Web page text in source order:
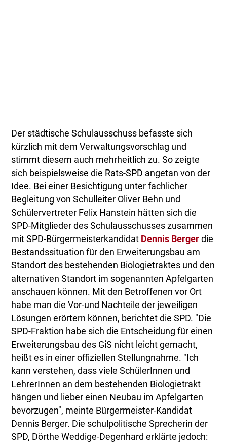
Der städtische Schulausschuss befasste sich
kürzlich mit dem Verwaltungsvorschlag und
stimmt diesem auch mehrheitlich zu. So zeigte
sich beispielsweise die Rats-SPD angetan von der
Idee. Bei einer Besichtigung unter fachlicher
Begleitung von Schulleiter Oliver Behn und
Schülervertreter Felix Hanstein hätten sich die
SPD-Mitglieder des Schulausschusses zusammen
mit SPD-Bürgermeisterkandidat Dennis Berger die
Bestandssituation für den Erweiterungsbau am
Standort des bestehenden Biologietraktes und den
alternativen Standort im sogenannten Apfelgarten
anschauen können. Mit den Betroffenen vor Ort
habe man die Vor-und Nachteile der jeweiligen
Lösungen erörtern können, berichtet die SPD. "Die
SPD-Fraktion habe sich die Entscheidung für einen
Erweiterungsbau des GiS nicht leicht gemacht,
heißt es in einer offiziellen Stellungnahme. "Ich
kann verstehen, dass viele SchülerInnen und
LehrerInnen an dem bestehenden Biologietrakt
hängen und lieber einen Neubau im Apfelgarten
bevorzugen", meinte Bürgermeister-Kandidat
Dennis Berger. Die schulpolitische Sprecherin der
SPD, Dörthe Weddige-Degenhard erklärte jedoch: